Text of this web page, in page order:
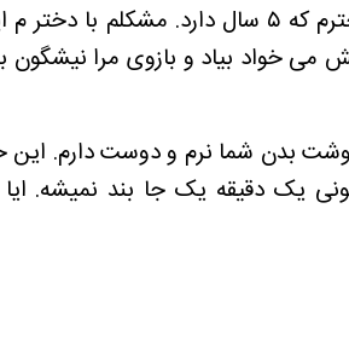
سلام و خسته نباشید. من مادر دو فرزند هستم فرزند اولم پسر است که ۹ سال دارد و فرزند دوم
خواد بیاد و بازوی مرا نیشگون
بدن شما نرم و دوست دارم.
یک دقیقه یک جا بند نمیشه.